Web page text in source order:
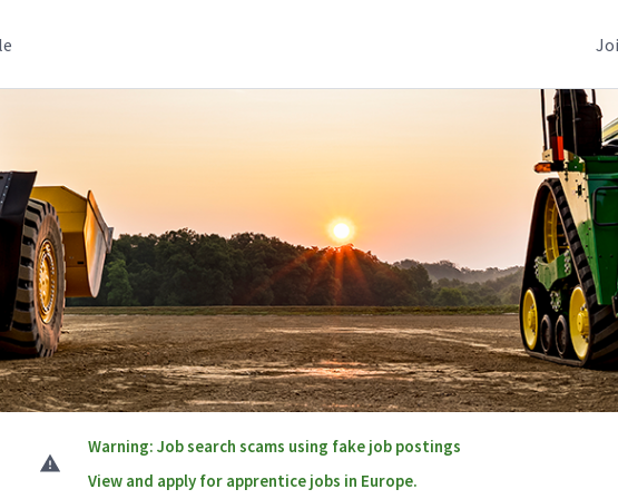
Warning: Job search scams using fake job postings
View and apply for apprentice jobs in Europe.